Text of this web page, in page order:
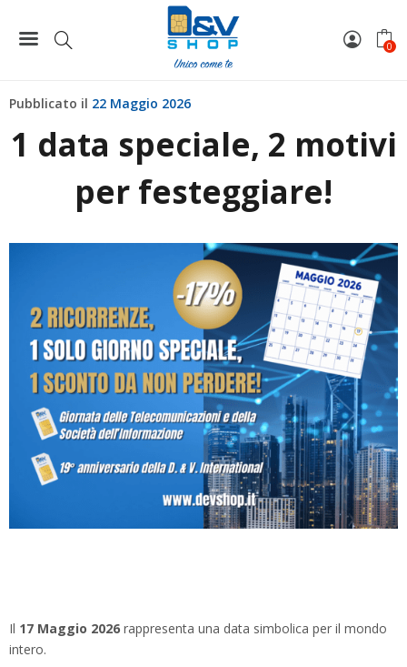
0
1 data speciale, 2 motivi per festeggiare!
Pubblicato il 22 Maggio 2026
1 data speciale, 2 motivi
per festeggiare!
Il 17 Maggio 2026 rappresenta una data simbolica per il mondo
intero.